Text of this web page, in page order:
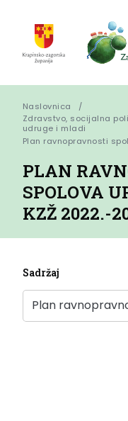
Naslovnica
Zdravstvo, socijalna
udruge i mladi
Plan ravnopravnosti
PLAN
SPOLOVA
KZŽ 2022.-
Sadržaj